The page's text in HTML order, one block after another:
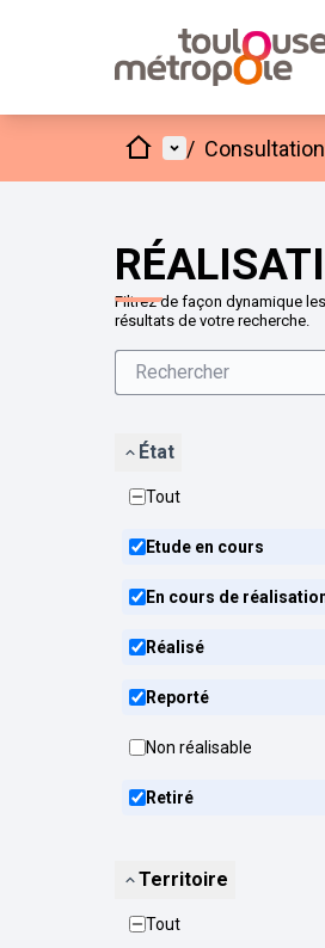
AccueilMenu principal
/
Filtrez de façon dynamique les
résultats de votre recherche.
État
Tout
Etude en cours
En cours de
Réalisé
Reporté
Non réalisable
Retiré
Territoire
Tout